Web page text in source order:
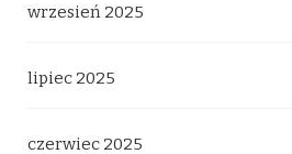
wrzesień 2025
lipiec 2025
czerwiec 2025